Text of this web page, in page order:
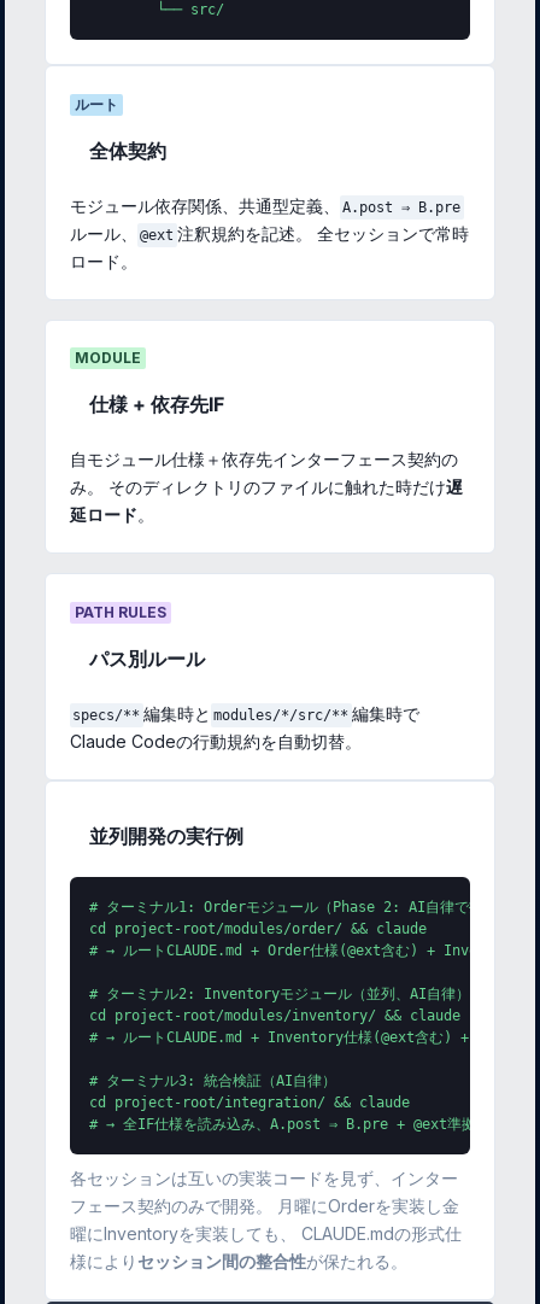
        └── src/
ルート
全体契約
モジュール依存関係、共通型定義、 A.post ⇒ B.pre
ルール、 @ext 注釈規約を記述。 全セッションで常時
ロード。
MODULE
仕様 + 依存先IF
自モジュール仕様＋依存先インターフェース契約の
み。 そのディレクトリのファイルに触れた時だけ遅
延ロード。
PATH RULES
パス別ルール
specs/** 編集時と modules/*/src/** 編集時で
Claude Codeの行動規約を自動切替。
並列開発の実行例
# ターミナル1: Orderモジュール（Phase 2: AI自律で技術選定→
cd project-root/modules/order/ && claude
# → ルートCLAUDE.md + Order仕様(@ext含む) + Inventory/
# ターミナル2: Inventoryモジュール（並列、AI自律）
cd project-root/modules/inventory/ && claude
# → ルートCLAUDE.md + Inventory仕様(@ext含む) + Order
# ターミナル3: 統合検証（AI自律）
cd project-root/integration/ && claude
# → 全IF仕様を読み込み、A.post ⇒ B.pre + @ext準拠を検査
各セッションは互いの実装コードを見ず、インター
フェース契約のみで開発。 月曜にOrderを実装し金
曜にInventoryを実装しても、 CLAUDE.mdの形式仕
様により セッション間の整合性が保たれる。